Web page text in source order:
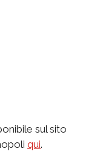
sul sito
qui.